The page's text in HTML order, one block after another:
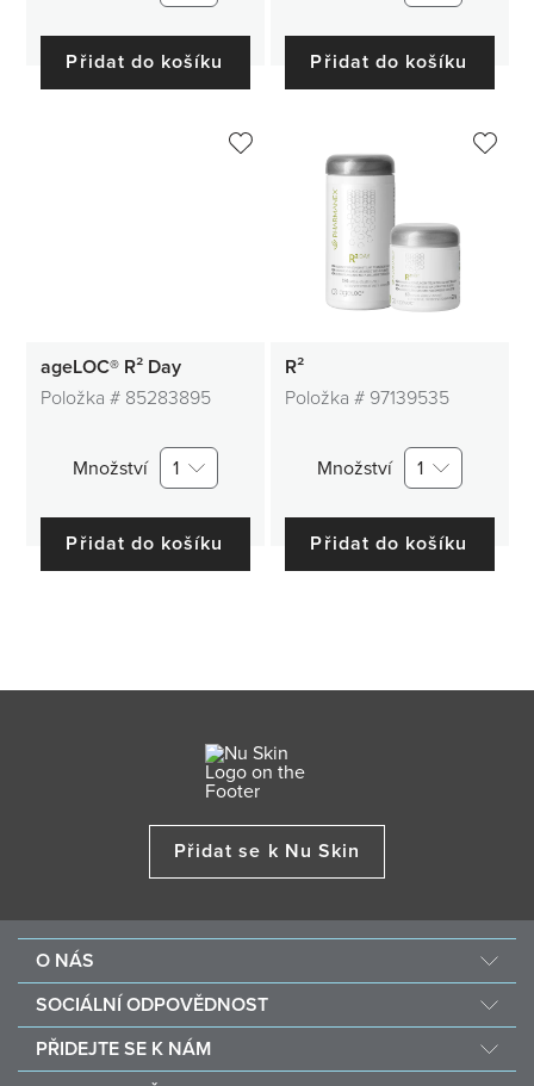
Přidat do košíku Přidat do košíku
ageLOC® R² Day
Položka # 85283895
Množství 1
Přidat do košíku
R²
Položka # 97139535
Množství 1
Přidat do košíku
Přidat se k Nu Skin
O NÁS
O společnosti Nu Skin
Kariéra
SOCIÁLNÍ ODPOVĚDNOST
Nourish the Children
Force for Good
PŘIDEJTE SE K NÁM